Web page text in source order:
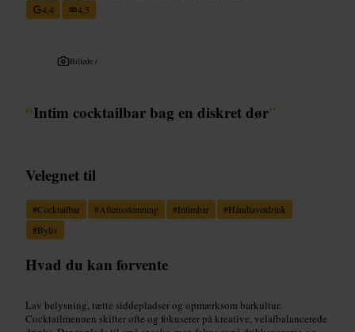
4,4
4,5
Billede /
“Intim cocktailbar bag en diskret dør”
Velegnet til
#Cocktailbar #Aftensstemning #Intimbar #Håndlavetdrink
#Byliv
Hvad du kan forvente
Lav belysning, tætte siddepladser og opmærksom barkultur.
Cocktailmenuen skifter ofte og fokuserer på kreative, velafbalancerede